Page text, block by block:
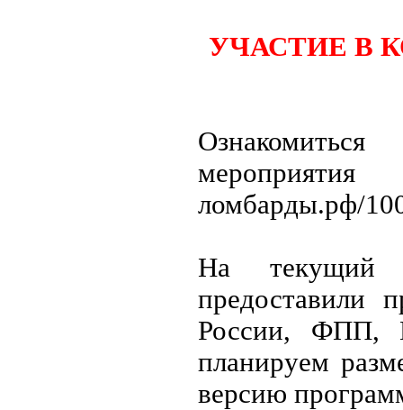
УЧАСТИЕ В
ломбарды.рф/
На текущий
предоставили
России, ФПП,
планируем
версию